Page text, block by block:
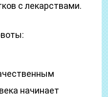
с лекарствами.
начинает